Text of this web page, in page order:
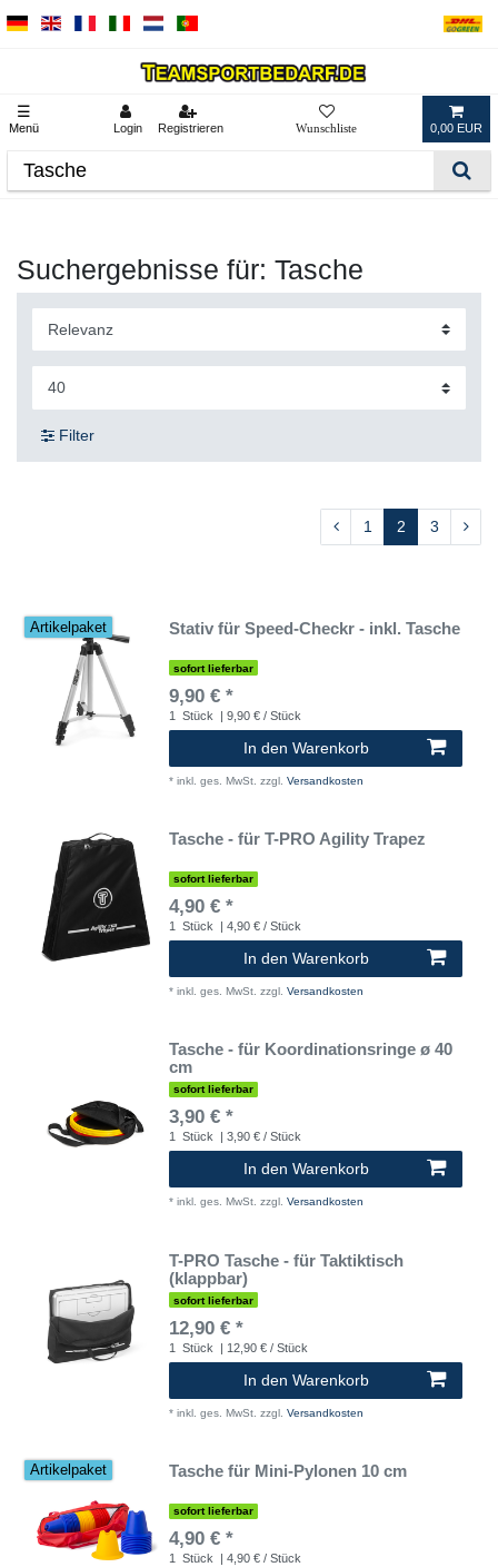
☰
Menü Login Registrieren 0,00 EUR
Suchergebnisse für: Tasche
Filter
1 2 3
Artikelpaket Stativ für Speed-Checkr - inkl. Tasche
sofort lieferbar
9,90 € *
1 Stück | 9,90 € / Stück
In den Warenkorb
* inkl. ges. MwSt. zzgl. Versandkosten
Tasche - für T-PRO Agility Trapez
sofort lieferbar
4,90 € *
1 Stück | 4,90 € / Stück
In den Warenkorb
* inkl. ges. MwSt. zzgl. Versandkosten
Tasche - für Koordinationsringe ø 40
cm
sofort lieferbar
3,90 € *
1 Stück | 3,90 € / Stück
In den Warenkorb
* inkl. ges. MwSt. zzgl. Versandkosten
T-PRO Tasche - für Taktiktisch
(klappbar)
sofort lieferbar
12,90 € *
1 Stück | 12,90 € / Stück
In den Warenkorb
* inkl. ges. MwSt. zzgl. Versandkosten
Artikelpaket Tasche für Mini-Pylonen 10 cm
sofort lieferbar
4,90 € *
1 Stück | 4,90 € / Stück